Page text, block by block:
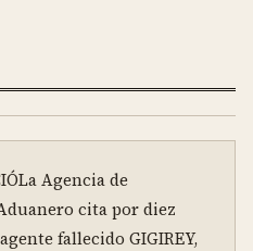
Agencia de
cita por diez
fallecido GIGIREY,